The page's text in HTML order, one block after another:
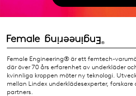
Female Engineering® är ett femtech-
där över 70 års erfarenhet av underkläder
kvinnliga kroppen möter ny teknologi.
mellan Lindex underklädesexperter,
partners.